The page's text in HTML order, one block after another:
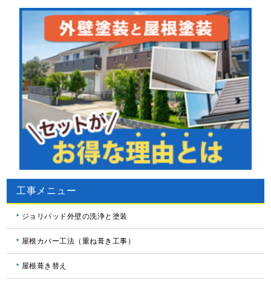
工事メニュー
ジョリパッド外壁の洗浄と塗装
屋根カバー工法（重ね葺き工事）
屋根葺き替え